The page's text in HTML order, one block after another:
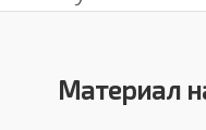
Материал